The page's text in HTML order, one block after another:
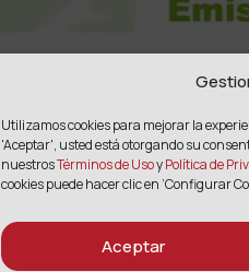
Utilizamos cookies para mejorar la
'Aceptar', usted está otorgando su
nuestrosTérminos de UsoyPolítica de
cookies puede hacer clic en ‘Configurar
Aceptar